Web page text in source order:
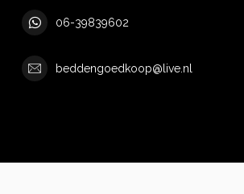
06-39839602
beddengoedkoop@live.nl